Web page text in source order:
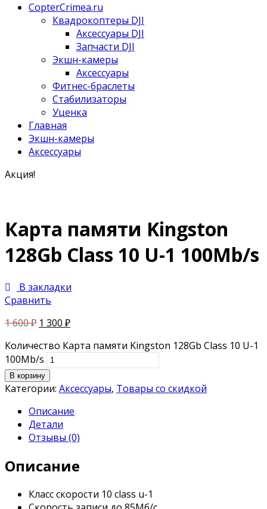
CopterCrimea.ru
Квадрокоптеры DJI
Аксессуары DJI
Запчасти DJI
Экшн-камеры
Аксессуары
Фитнес-браслеты
Стабилизаторы
Уценка
Главная
Экшн-камеры
Аксессуары
Акция!
Карта памяти Kingston
128Gb Class 10 U-1 100Mb/s
В закладки
Сравнить
1 600₽ 1 300 ₽
Количество Карта памяти Kingston 128Gb Class 10 U-1
100Mb/s
В корзину
Категории: Аксессуары, Товары со скидкой
Описание
Детали
Отзывы (0)
Описание
Класс скорости 10 class u-1